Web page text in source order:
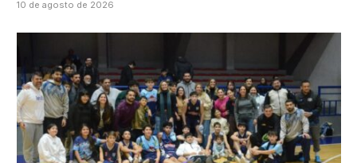
10 de agosto de 2026